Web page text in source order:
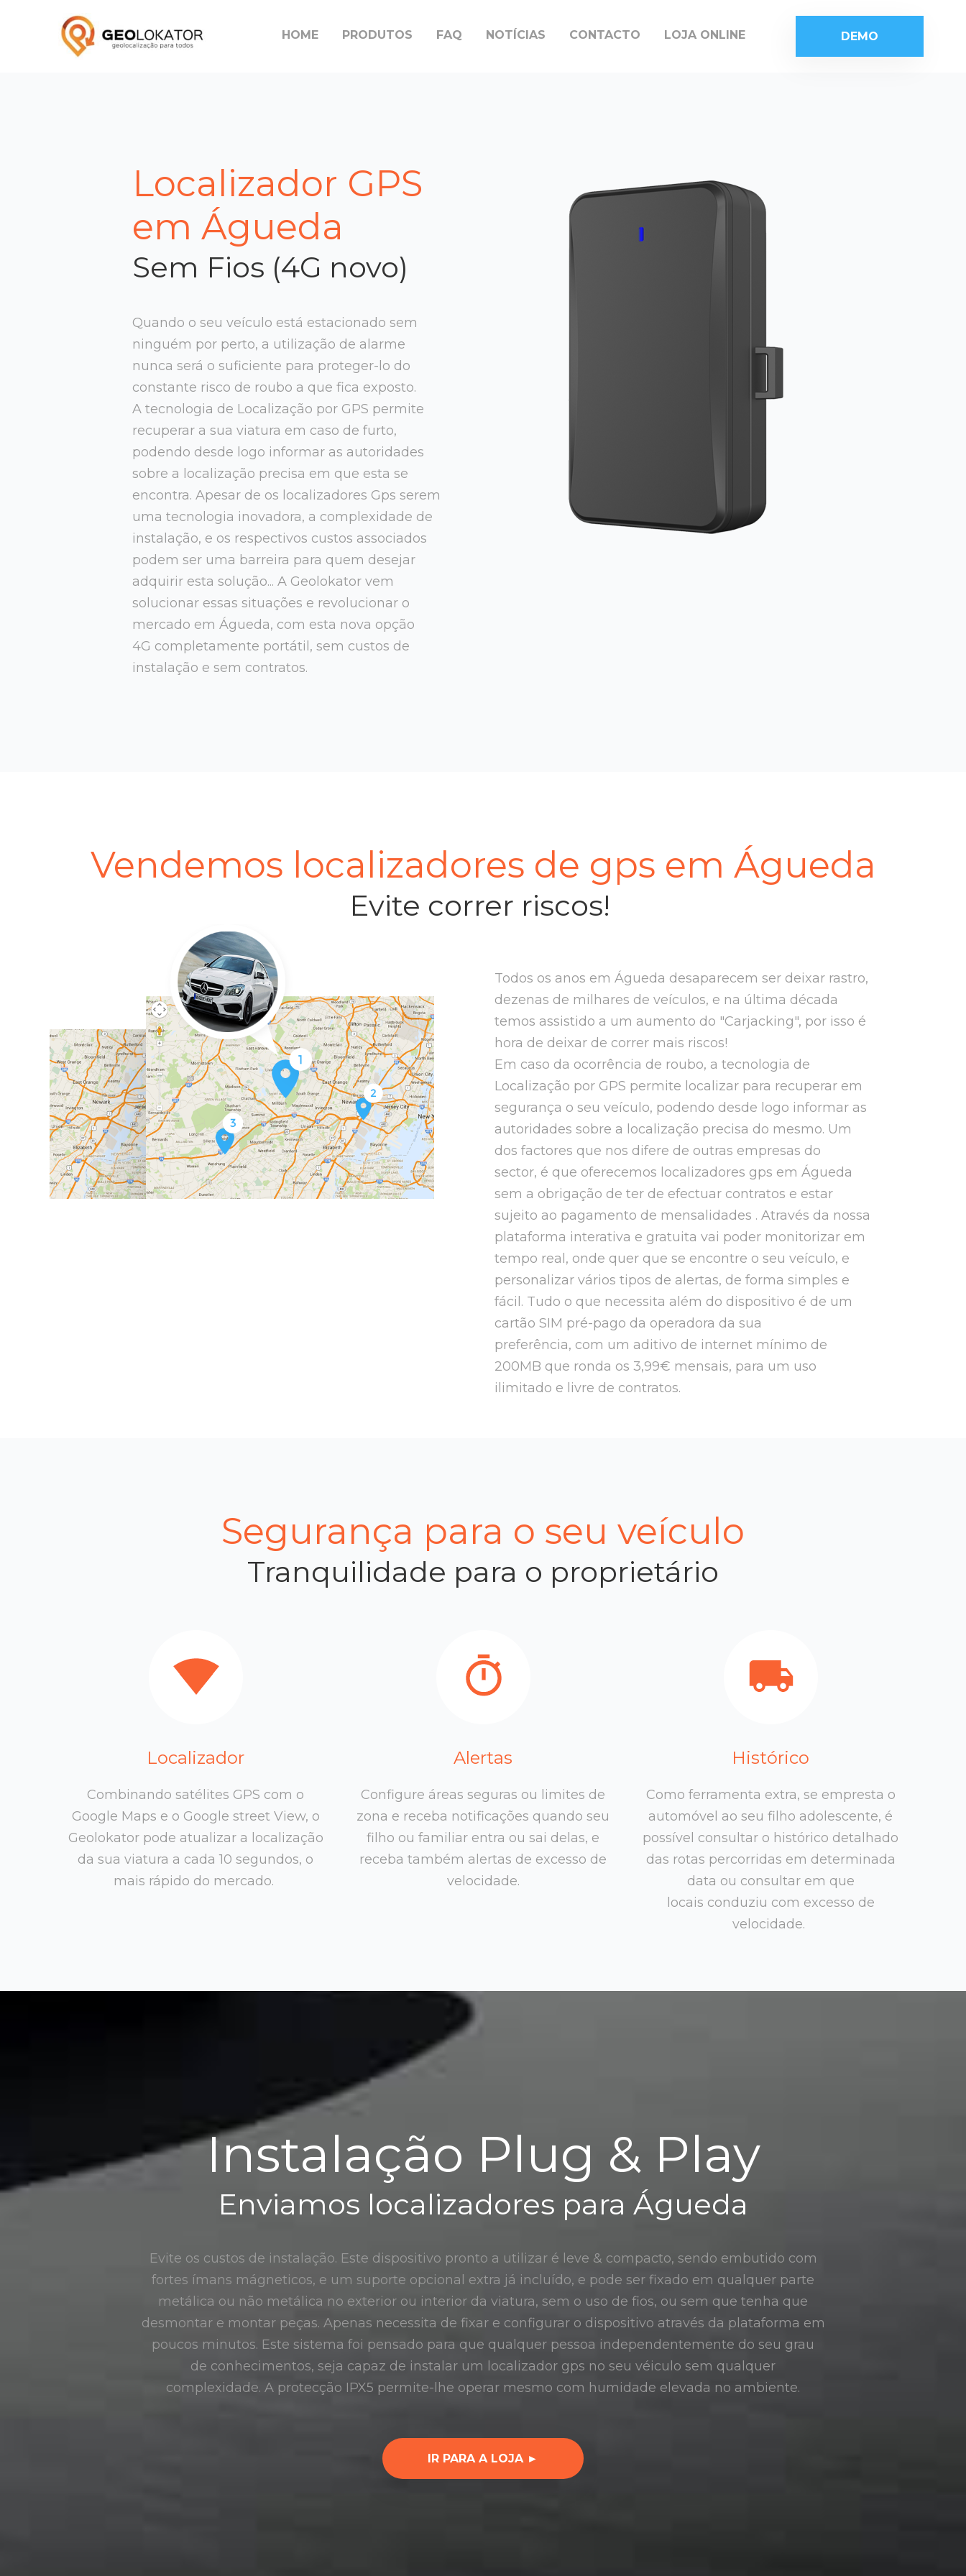
HOME PRODUTOS FAQ NOTÍCIAS CONTACTO LOJA ONLINE DEMO
Localizador GPS
em Águeda
Sem Fios (4G novo)
Quando o seu veículo está estacionado sem
ninguém por perto, a utilização de alarme
nunca será o suficiente para proteger-lo do
constante risco de roubo a que fica exposto.
A tecnologia de Localização por GPS permite
recuperar a sua viatura em caso de furto,
podendo desde logo informar as autoridades
sobre a localização precisa em que esta se
encontra. Apesar de os localizadores Gps serem
uma tecnologia inovadora, a complexidade de
instalação, e os respectivos custos associados
podem ser uma barreira para quem desejar
adquirir esta solução... A Geolokator vem
solucionar essas situações e revolucionar o
mercado em Águeda, com esta nova opção
4G completamente portátil, sem custos de
instalação e sem contratos.
Vendemos localizadores de gps em Águeda
Evite correr riscos!
Todos os anos em Águeda desaparecem ser deixar rastro,
dezenas de milhares de veículos, e na última década
temos assistido a um aumento do "Carjacking", por isso é
hora de deixar de correr mais riscos!
Em caso da ocorrência de roubo, a tecnologia de
Localização por GPS permite localizar para recuperar em
segurança o seu veículo, podendo desde logo informar as
autoridades sobre a localização precisa do mesmo. Um
dos factores que nos difere de outras empresas do
sector, é que oferecemos localizadores gps em Águeda
sem a obrigação de ter de efectuar contratos e estar
sujeito ao pagamento de mensalidades . Através da nossa
plataforma interativa e gratuita vai poder monitorizar em
tempo real, onde quer que se encontre o seu veículo, e
personalizar vários tipos de alertas, de forma simples e
fácil. Tudo o que necessita além do dispositivo é de um
cartão SIM pré-pago da operadora da sua
preferência, com um aditivo de internet mínimo de
200MB que ronda os 3,99€ mensais, para um uso
ilimitado e livre de contratos.
Segurança para o seu veículo
Tranquilidade para o proprietário
Localizador
Combinando satélites GPS com o
Google Maps e o Google street View, o
Geolokator pode atualizar a localização
da sua viatura a cada 10 segundos, o
mais rápido do mercado.
Alertas
Configure áreas seguras ou limites de
zona e receba notificações quando seu
filho ou familiar entra ou sai delas, e
receba também alertas de excesso de
velocidade.
Histórico
Como ferramenta extra, se empresta o
automóvel ao seu filho adolescente, é
possível consultar o histórico detalhado
das rotas percorridas em determinada
data ou consultar em que
locais conduziu com excesso de
velocidade.
Instalação Plug & Play
Enviamos localizadores para Águeda
Evite os custos de instalação. Este dispositivo pronto a utilizar é leve & compacto, sendo embutido com
fortes ímans mágneticos, e um suporte opcional extra já incluído, e pode ser fixado em qualquer parte
metálica ou não metálica no exterior ou interior da viatura, sem o uso de fios, ou sem que tenha que
desmontar e montar peças. Apenas necessita de fixar e configurar o dispositivo através da plataforma em
poucos minutos. Este sistema foi pensado para que qualquer pessoa independentemente do seu grau
de conhecimentos, seja capaz de instalar um localizador gps no seu véiculo sem qualquer
complexidade. A protecção IPX5 permite-lhe operar mesmo com humidade elevada no ambiente.
IR PARA A LOJA ►